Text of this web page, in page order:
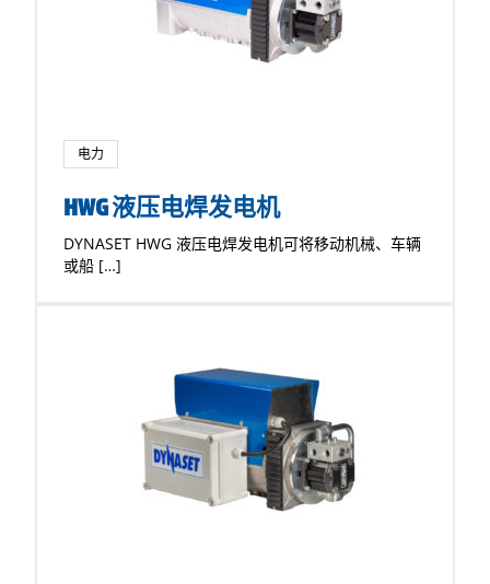
电力
HWG 液压电焊发电机
DYNASET HWG 液压电焊发电机可将移动机械、车辆
或船 […]